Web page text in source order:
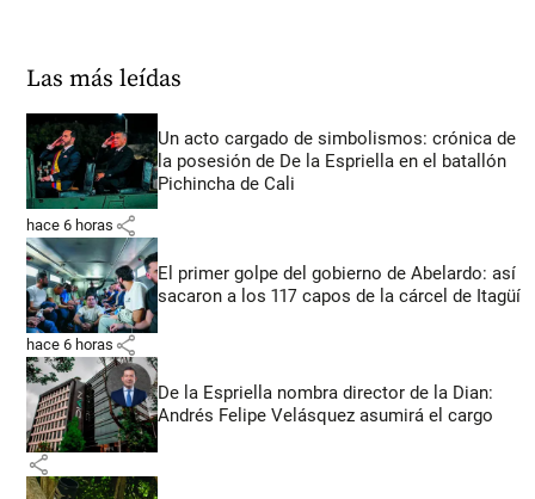
Las más leídas
Un acto cargado de simbolismos: crónica de
la posesión de De la Espriella en el batallón
Pichincha de Cali
hace 6 horas share
El primer golpe del gobierno de Abelardo: así
sacaron a los 117 capos de la cárcel de Itagüí
hace 6 horas share
De la Espriella nombra director de la Dian:
Andrés Felipe Velásquez asumirá el cargo
share